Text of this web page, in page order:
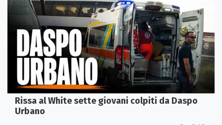
Rissa al White sette giovani colpiti da Daspo
Urbano